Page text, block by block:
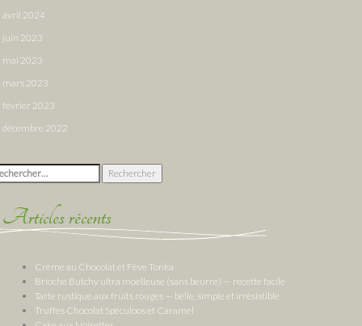
avril 2024
juin 2023
mai 2023
mars 2023
février 2023
décembre 2022
:
Articles récents
Crème au Chocolat et Fève Tonka
Brioche Butchy ultra moelleuse (sans beurre) — recette facile
Tarte rustique aux fruits rouges — belle, simple et irrésistible
Truffes Chocolat Spéculoos et Caramel